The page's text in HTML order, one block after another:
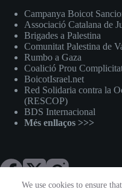
We use cookies to ensure
Campanya Boicot
Associació Catalana de
Brigades a Palestina
Comunitat Palestina de
Rumbo a Gaza
Coalició Prou
BoicotIsrael.net
Red Solidaria contra la
(RESCOP)
BDS Internacional
Més enllaços >>>